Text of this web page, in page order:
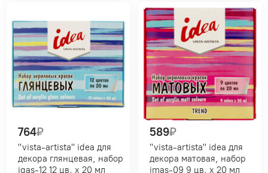
764₽
"vista-artista" idea для
декора глянцевая, набор
igas-12 12 цв. х 20 мл
589₽
"vista-artista" idea для
декора матовая, набор
imas-09 9 цв. х 20 мл